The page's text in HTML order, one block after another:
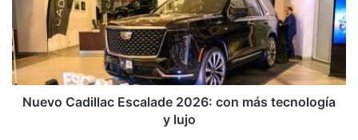
más
tecnología
y
lujo
Nuevo Cadillac Escalade 2026: con más tecnología
y lujo